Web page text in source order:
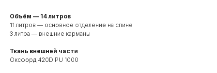
Объём — 14 литров
11 литров — основное отделение на спине
3 литра — внешние карманы
Ткань внешней части
Оксфорд 420D PU 1000